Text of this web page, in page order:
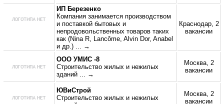
ИП Березенко
Компания занимается производством
и поставкой бытовых и
непродовольственных товаров таких
как (Nina R, Lancôme, Alvin Dor, Anabel
и др.)
... →
Краснодар, 2
вакансии
ООО УМИС -8
Строительство жилых и нежилых
зданий
... →
Москва, 2
вакансии
ЮВиСтрой
Строительство жилых и нежилых
Москва, 2
вакансии